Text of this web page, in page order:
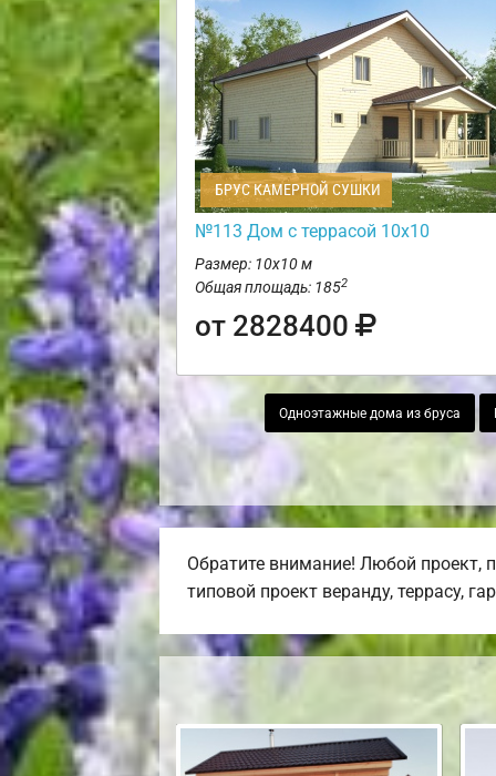
БРУС КАМЕРНОЙ СУШКИ
№113 Дом с террасой 10х10
Размер: 10х10 м
Общая площадь: 1852
от 2828400
Одноэтажные дома из бруса
Обратите внимание! Любой проект,
типовой проект веранду, террасу,